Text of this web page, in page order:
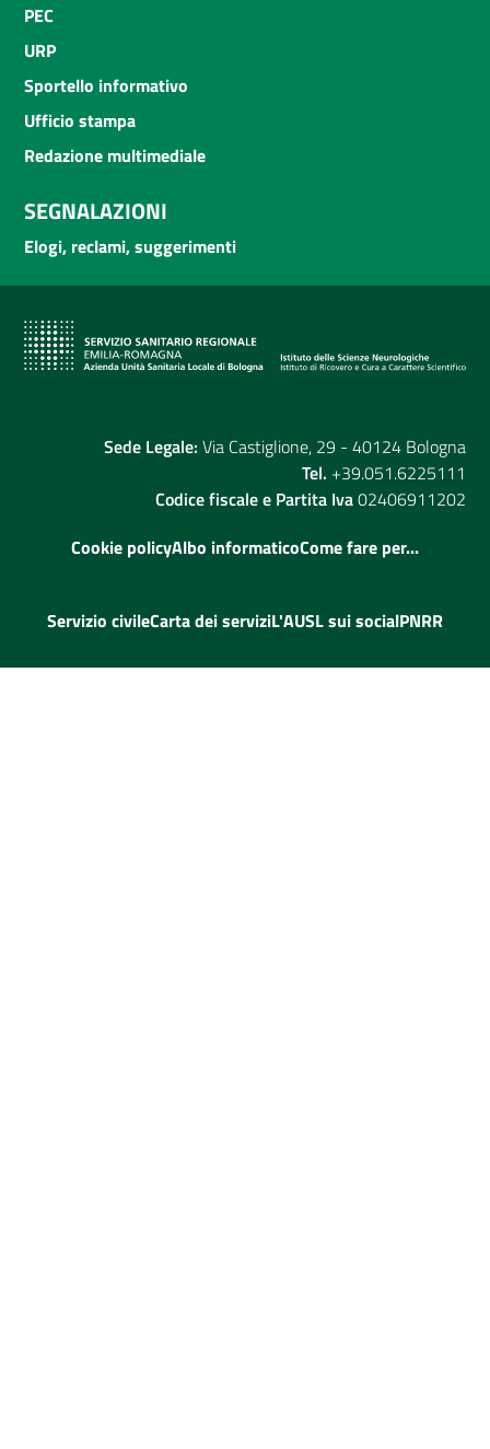
PEC
URP
Sportello informativo
Ufficio stampa
Redazione multimediale
SEGNALAZIONI
Elogi, reclami, suggerimenti
Sede Legale: Via Castiglione, 29 - 40124 Bologna
Tel. +39.051.6225111
Codice fiscale e Partita Iva02406911202
Cookie policyAlbo informaticoCome fare per...
Servizio civileCarta dei serviziL'AUSL sui socialPNRR